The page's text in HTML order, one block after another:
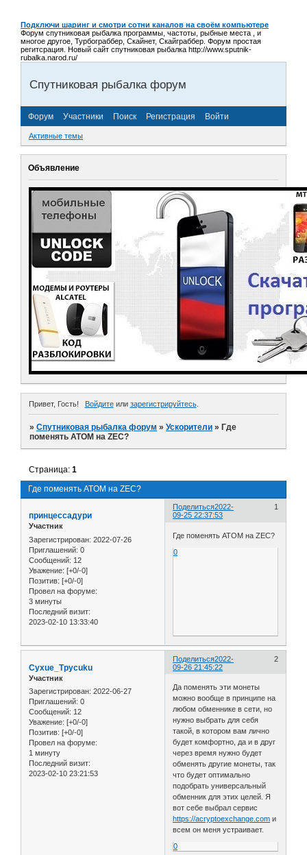
Подключи шаринг и смотри сотни каналов на своём компьютере
Форум спутниковая рыбалка программы, частоты, рыбные места , и
многое другое, Турбограббер, Скайнет, Скайграббер. Форум простая
регитсрация. Новый сайт спутниковая рыбалка http://www.sputnik-
rubalka.narod.ru/
Спутниковая рыбалка форум
Форум Участники Поиск Регистрация Войти
Активные темы
Объявление
Привет, Гость! Войдитеили зарегистрируйтесь.
»Спутниковая рыбалка форум »Ускорители » Где
поменять ATOM на ZEC?
Где поменять ATOM на ZEC?
Страница:1
Поделиться 1
2022-
09-25 22:37:53
принцессадури
Участник
Зарегистрирован: 2022-07-26
Приглашений: 0
Сообщений: 12
Уважение: [+0/-0]
Позитив: [+0/-0]
Провел на форуме:
3 минуты
Последний визит:
2023-02-10 13:33:40
Где поменять ATOM на ZEC?
0
Поделиться 2
2022-
09-26 21:45:22
Cyxue_Tpycuku
Участник
Зарегистрирован: 2022-06-27
Приглашений: 0
Сообщений: 12
Уважение: [+0/-0]
Позитив: [+0/-0]
Провел на форуме:
1 минуту
Последний визит:
2023-02-10 23:21:53
Да поменять эти монеты
можно вообще в принципе на
любом обменнике в сети, но
нужно выбрать для себя
такой, в котором вам лично
будет комфортно, да и в друг
через время нужно будет
обменять другие монеты, так
что будет оптимально
подобрать универсальный
обменник для этих целей. Я
вот себе выбрал сервис
https://acryptoexchange.com и
всем он меня устраивает.
0